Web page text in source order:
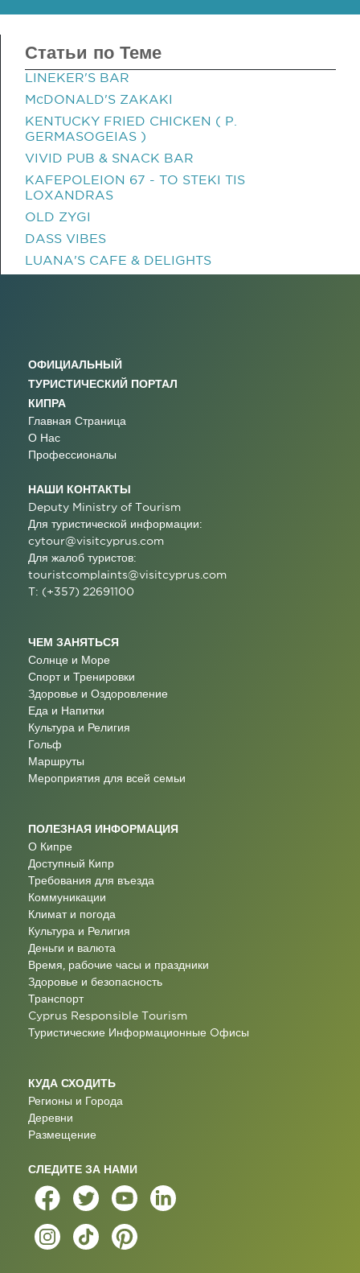
Статьи по Теме
LINEKER'S BAR
McDONALD'S ZAKAKI
KENTUCKY FRIED CHICKEN ( P.
GERMASOGEIAS )
VIVID PUB & SNACK BAR
KAFEPOLEION 67 - TO STEKI TIS
LOXANDRAS
OLD ZYGI
DASS VIBES
LUANA'S CAFE & DELIGHTS
ОФИЦИАЛЬНЫЙ
ТУРИСТИЧЕСКИЙ ПОРТАЛ
КИПРА
Главная Страница
О Нас
Профессионалы
НАШИ КОНТАКТЫ
Deputy Ministry of Tourism
Для туристической информации:
cytour@visitcyprus.com
Для жалоб туристов:
touristcomplaints@visitcyprus.com
T: (+357) 22691100
ЧЕМ ЗАНЯТЬСЯ
Солнце и Море
Спорт и Тренировки
Здоровье и Оздоровление
Еда и Напитки
Культура и Религия
Гольф
Маршруты
Мероприятия для всей семьи
ПОЛЕЗНАЯ ИНФОРМАЦИЯ
О Кипре
Доступный Кипр
Требования для въезда
Коммуникации
Климат и погода
Культура и Религия
Деньги и валюта
Время, рабочие часы и праздники
Здоровье и безопасность
Транспорт
Cyprus Responsible Tourism
Туристические Информационные Oфисы
КУДА СХОДИТЬ
Регионы и Города
Деревни
Размещение
СЛЕДИТЕ ЗА НАМИ